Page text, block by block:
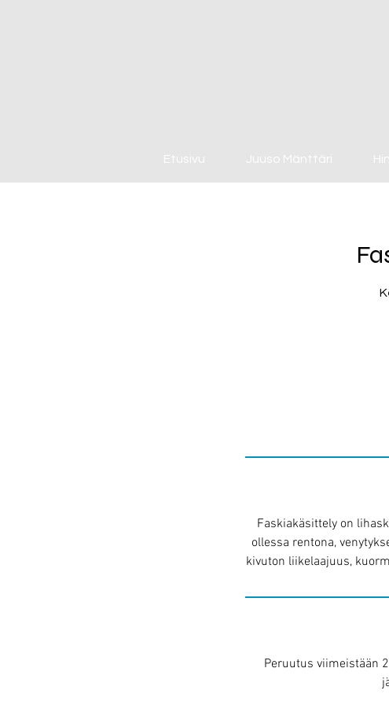
Etusivu Juuso Mänttäri
Faskiakäsittely on
ollessa rentona,
kivuton liikelaajuus,
Peruutus viimeistään